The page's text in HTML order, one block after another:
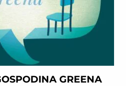
GREENA